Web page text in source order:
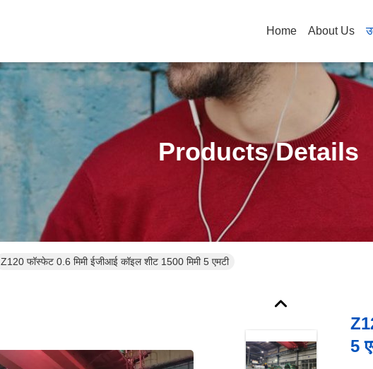
Home About Us
Products Details
Z120 फॉस्फेट 0.6 मिमी ईजीआई कॉइल शीट 1500 मिमी 5 एमटी
5